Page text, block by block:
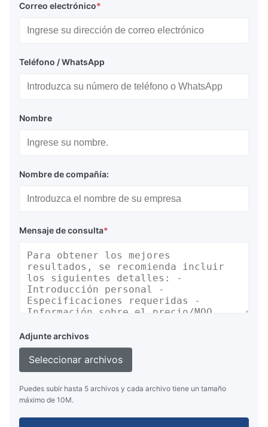
Correo electrónico*
Teléfono / WhatsApp
Nombre
Nombre de compañía:
Mensaje de consulta*
Adjunte archivos
Seleccionar archivos
Puedes subir hasta 5 archivos y cada archivo tiene un tamaño
máximo de 10M.